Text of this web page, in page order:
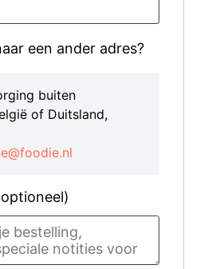
een ander adres?
buiten
of Duitsland,